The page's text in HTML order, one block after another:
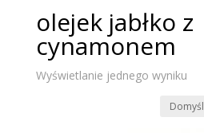
olejek jabłko z
cynamonem
Wyświetlanie jednego wyniku